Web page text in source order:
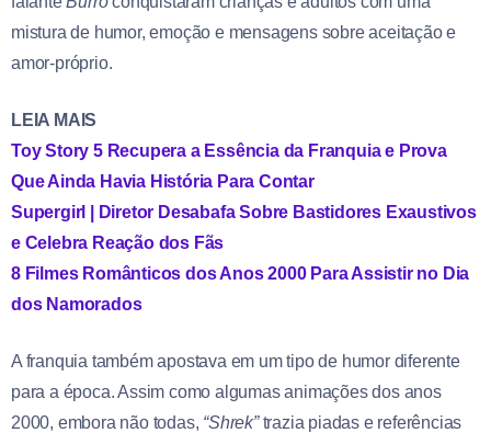
mistura de humor, emoção e mensagens sobre aceitação e
amor-próprio.
LEIA MAIS
Toy Story 5 Recupera a Essência da Franquia e Prova
Que Ainda Havia História Para Contar
Supergirl | Diretor Desabafa Sobre Bastidores Exaustivos
e Celebra Reação dos Fãs
8 Filmes Românticos dos Anos 2000 Para Assistir no Dia
dos Namorados
A franquia também apostava em um tipo de humor diferente
para a época. Assim como algumas animações dos anos
2000, embora não todas, “Shrek”trazia piadas e referências